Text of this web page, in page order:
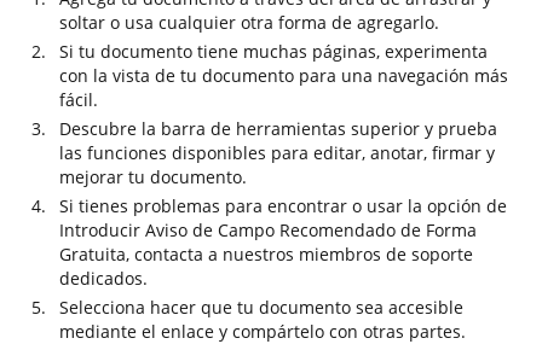
soltar o usa cualquier otra forma de agregarlo.
Si tu documento tiene muchas páginas, experimenta
con la vista de tu documento para una navegación más
fácil.
Descubre la barra de herramientas superior y prueba
las funciones disponibles para editar, anotar, firmar y
mejorar tu documento.
Si tienes problemas para encontrar o usar la opción de
Introducir Aviso de Campo Recomendado de Forma
Gratuita, contacta a nuestros miembros de soporte
dedicados.
Selecciona hacer que tu documento sea accesible
mediante el enlace y compártelo con otras partes.